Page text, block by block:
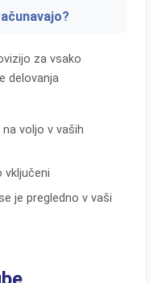
za vsako
delovanja
voljo v vaših
vključeni
je pregledno v vaši